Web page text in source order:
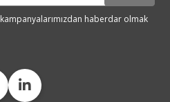
kampanyalarımızdan haberdar olmak